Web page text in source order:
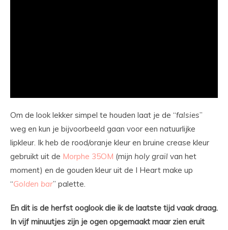
Om de look lekker simpel te houden laat je de “falsies”
weg en kun je bijvoorbeeld gaan voor een natuurlijke
lipkleur. Ik heb de rood/oranje kleur en bruine crease kleur
gebruikt uit de Morphe 35OM (mijn holy grail van het
moment) en de gouden kleur uit de I Heart make up
“Golden bar” palette.
En dit is de herfst ooglook die ik de laatste tijd vaak draag.
In vijf minuutjes zijn je ogen opgemaakt maar zien eruit